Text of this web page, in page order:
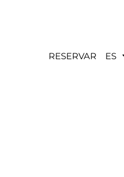
RESERVAR ES